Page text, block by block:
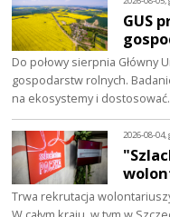
GUS
Do połowy sierpnia Główny
gospodarstw rolnych.
na ekosystemy i
2026-08-
Trwa rekrutacja